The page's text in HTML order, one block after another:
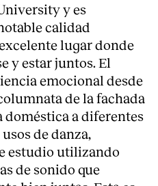
y es
calidad
lugar donde
y estar juntos. El
emocional desde
de la fachada
doméstica a diferentes
de danza,
estudio utilizando
de sonido que